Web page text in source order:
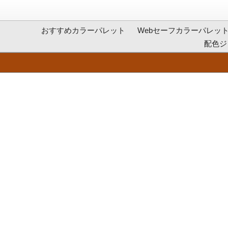
おすすめカラーパレット
Webセーフカラーパレッ
配色